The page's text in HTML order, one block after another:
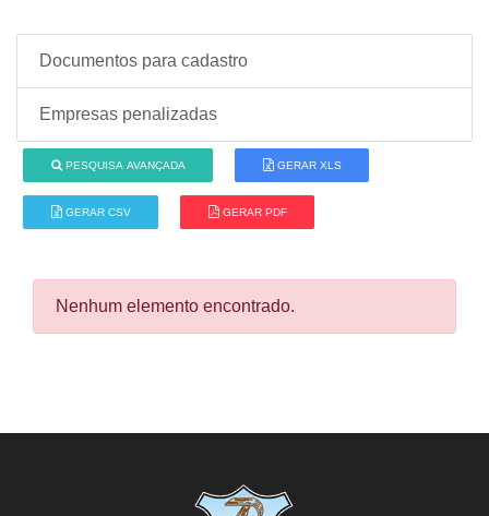
Documentos para cadastro
Empresas penalizadas
PESQUISA AVANÇADA GERAR XLS
GERAR CSV GERAR PDF
Nenhum elemento encontrado.